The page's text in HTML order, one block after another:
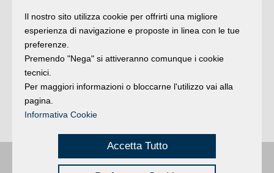
stato identificato dai carabinieri grazie alle
telecamere di video sorveglianza del negozio
(Agi).
Buongiorno:Riminié una testata registrata presso il Tribunale di Rimini
Il nostro sito utilizza cookie per offrirti una migliore
esperienza di navigazione e proposte in linea con le tue
preferenze.
Premendo "Nega" si attiveranno comunque i cookie
tecnici.
Per maggiori informazioni o bloccarne l'utilizzo vai alla
pagina.
Informativa Cookie
Accetta Tutto